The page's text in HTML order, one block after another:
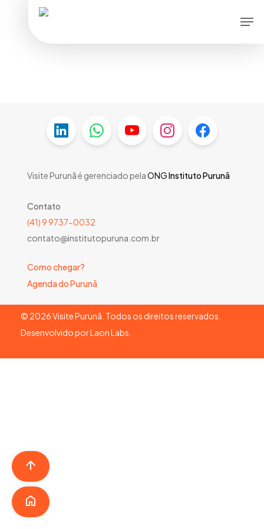
Visite Purunã é gerenciado pelaONGInstituto Purunã
Contato
(41) 9 9737-0032
contato@institutopuruna.com.br
Como chegar?
Agenda do Purunã
© 2026Visite Purunã. Todos os direitos reservados.
Desenvolvido porLaon Labs